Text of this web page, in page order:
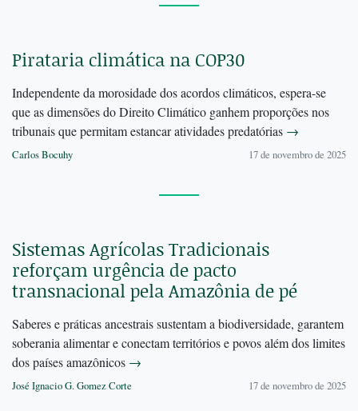
Pirataria climática na COP30
Independente da morosidade dos acordos climáticos, espera-se
que as dimensões do Direito Climático ganhem proporções nos
tribunais que permitam estancar atividades predatórias →
Carlos Bocuhy 17 de novembro de 2025
Sistemas Agrícolas Tradicionais
reforçam urgência de pacto
transnacional pela Amazônia de pé
Saberes e práticas ancestrais sustentam a biodiversidade, garantem
soberania alimentar e conectam territórios e povos além dos limites
dos países amazônicos →
José Ignacio G. Gomez Corte 17 de novembro de 2025